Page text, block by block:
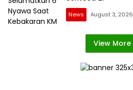
News August 3, 2026
View More